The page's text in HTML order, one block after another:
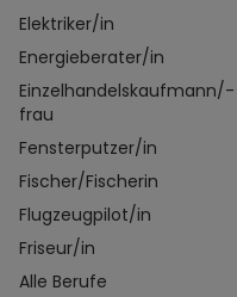
Elektriker/in
Energieberater/in
Einzelhandelskaufmann/-
frau
Fensterputzer/in
Fischer/Fischerin
Flugzeugpilot/in
Friseur/in
Alle Berufe